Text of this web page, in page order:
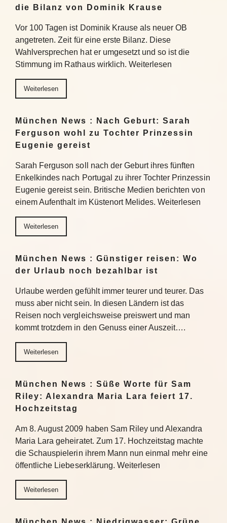
die Bilanz von Dominik Krause
Vor 100 Tagen ist Dominik Krause als neuer OB
angetreten. Zeit für eine erste Bilanz. Diese
Wahlversprechen hat er umgesetzt und so ist die
Stimmung im Rathaus wirklich. Weiterlesen
Weiterlesen
München News : Nach Geburt: Sarah
Ferguson wohl zu Tochter Prinzessin
Eugenie gereist
Sarah Ferguson soll nach der Geburt ihres fünften
Enkelkindes nach Portugal zu ihrer Tochter Prinzessin
Eugenie gereist sein. Britische Medien berichten von
einem Aufenthalt im Küstenort Melides. Weiterlesen
Weiterlesen
München News : Günstiger reisen: Wo
der Urlaub noch bezahlbar ist
Urlaube werden gefühlt immer teurer und teurer. Das
muss aber nicht sein. In diesen Ländern ist das
Reisen noch vergleichsweise preiswert und man
kommt trotzdem in den Genuss einer Auszeit….
Weiterlesen
München News : Süße Worte für Sam
Riley: Alexandra Maria Lara feiert 17.
Hochzeitstag
Am 8. August 2009 haben Sam Riley und Alexandra
Maria Lara geheiratet. Zum 17. Hochzeitstag machte
die Schauspielerin ihrem Mann nun einmal mehr eine
öffentliche Liebeserklärung. Weiterlesen
Weiterlesen